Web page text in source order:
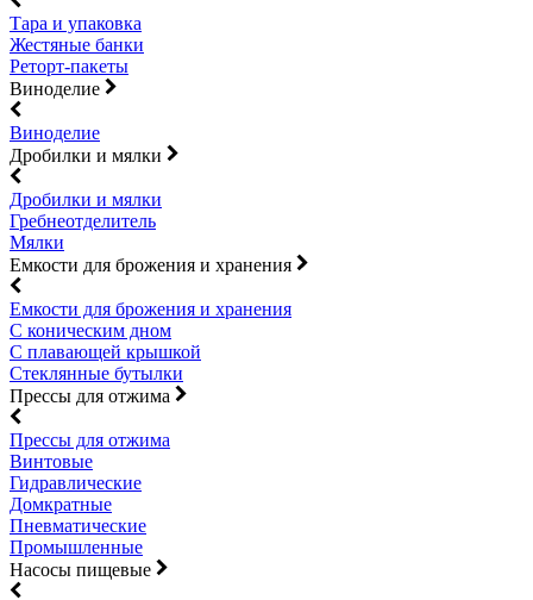
Тара и упаковка
Жестяные банки
Реторт-пакеты
Виноделие
Виноделие
Дробилки и мялки
Дробилки и мялки
Гребнеотделитель
Мялки
Емкости для брожения и хранения
Емкости для брожения и хранения
С коническим дном
С плавающей крышкой
Стеклянные бутылки
Прессы для отжима
Прессы для отжима
Винтовые
Гидравлические
Домкратные
Пневматические
Промышленные
Насосы пищевые